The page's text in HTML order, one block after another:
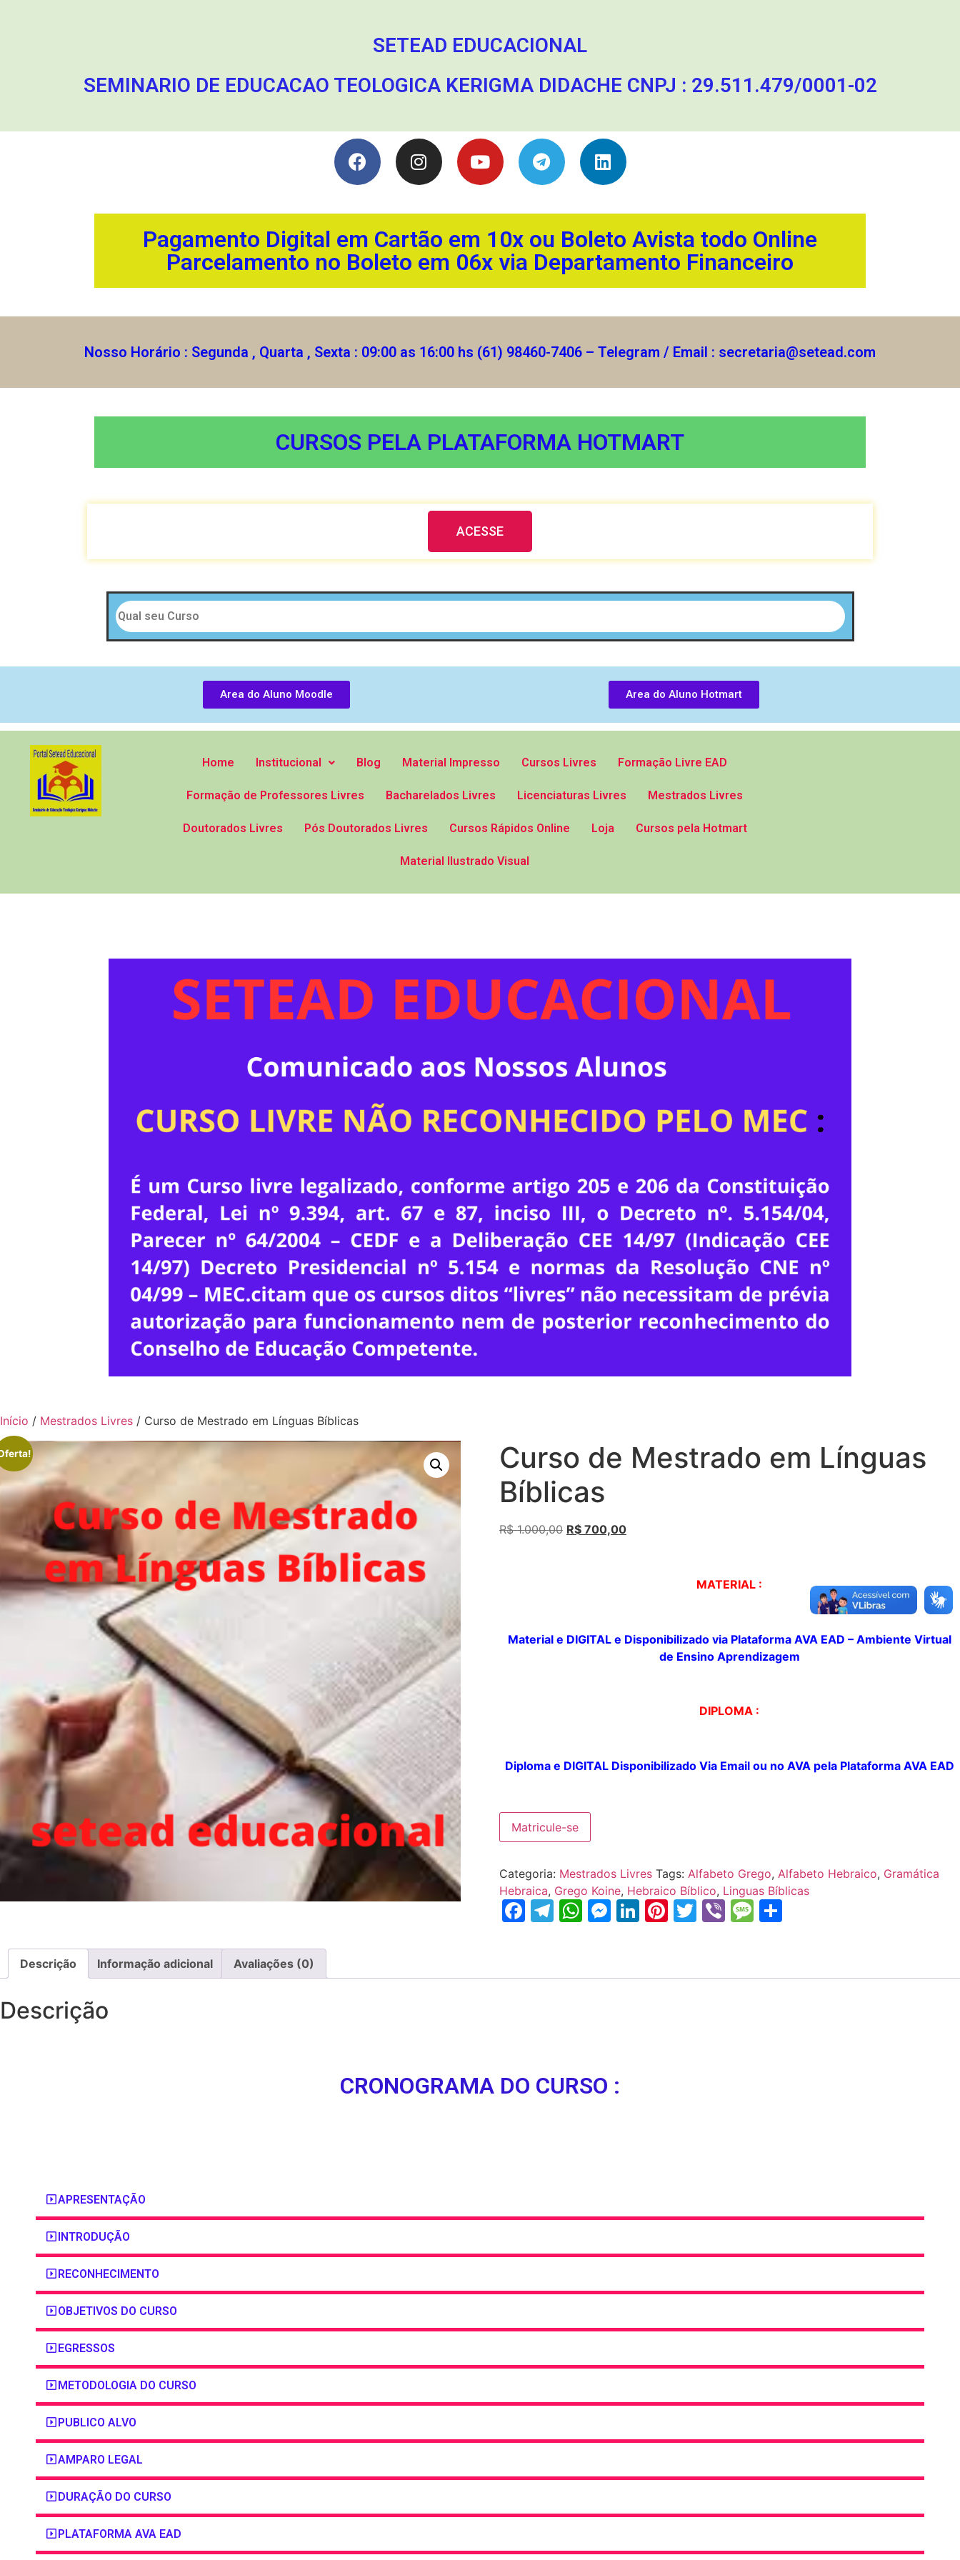
SETEAD EDUCACIONAL
SEMINARIO DE EDUCACAO TEOLOGICA KERIGMA DIDACHE CNPJ : 29.511.479/0001-02
Pagamento Digital em Cartão em 10x ou Boleto Avista todo Online
Parcelamento no Boleto em 06x via Departamento Financeiro
Nosso Horário : Segunda , Quarta , Sexta : 09:00 as 16:00 hs (61) 98460-7406 – Telegram / Email : secretaria@setead.com
CURSOS PELA PLATAFORMA HOTMART
ACESSE
Area do Aluno Moodle Area do Aluno Hotmart
Home Institucional Blog Material Impresso Cursos Livres Formação Livre EAD
Formação de Professores Livres Bacharelados Livres Licenciaturas Livres Mestrados Livres
Doutorados Livres Pós Doutorados Livres Cursos Rápidos Online Loja Cursos pela Hotmart
Material Ilustrado Visual
Início / Mestrados Livres / Curso de Mestrado em Línguas Bíblicas
Curso de Mestrado em Línguas
Bíblicas
R$1.000,00 R$700,00
MATERIAL :
Material e DIGITAL e Disponibilizadovia Plataforma AVA EAD – Ambiente Virtual
de Ensino Aprendizagem
DIPLOMA :
Diploma e DIGITAL DisponibilizadoVia Email ou no AVA pela PlataformaAVA EAD
Matricule-se
Categoria: Mestrados Livres Tags: Alfabeto Grego, Alfabeto Hebraico, Gramática
Hebraica, Grego Koine, Hebraico Bíblico, Linguas Bíblicas
Facebook
Telegram
WhatsApp
Messenger
LinkedIn
Pinterest
Twitter
ViberMessage
Share
Descrição Informação adicional Avaliações (0)
Descrição
CRONOGRAMA DO CURSO :
APRESENTAÇÃO
INTRODUÇÃO
RECONHECIMENTO
OBJETIVOS DO CURSO
EGRESSOS
METODOLOGIA DO CURSO
PUBLICO ALVO
AMPARO LEGAL
DURAÇÃO DO CURSO
PLATAFORMA AVA EAD